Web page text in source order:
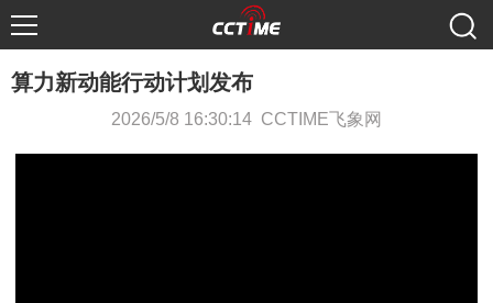
算力新动能行动计划发布
2026/5/8 16:30:14 CCTIME飞象网